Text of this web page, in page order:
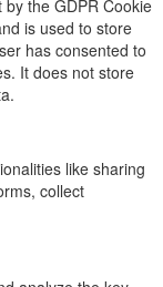
the GDPR Cookie
is used to store
has consented to
It does not store
like sharing
collect